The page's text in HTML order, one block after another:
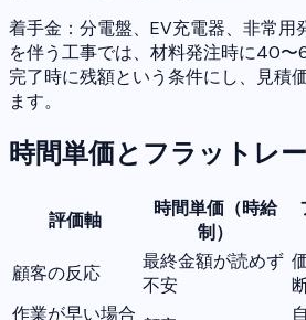
着手金：分電盤、EV充電器、非常用
を伴う工事では、材料発注時に40〜
完了時に残額という条件にし、見積
ます。
時間単価とフラットレ
評価軸
時間単価（時給
制）
顧客の反応
最終金額が読めず
不安
作業が早い場合